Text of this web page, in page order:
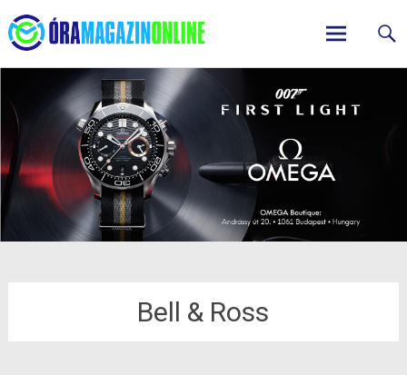
ÓraMagazinOnline
Skip
content
Bell & Ross